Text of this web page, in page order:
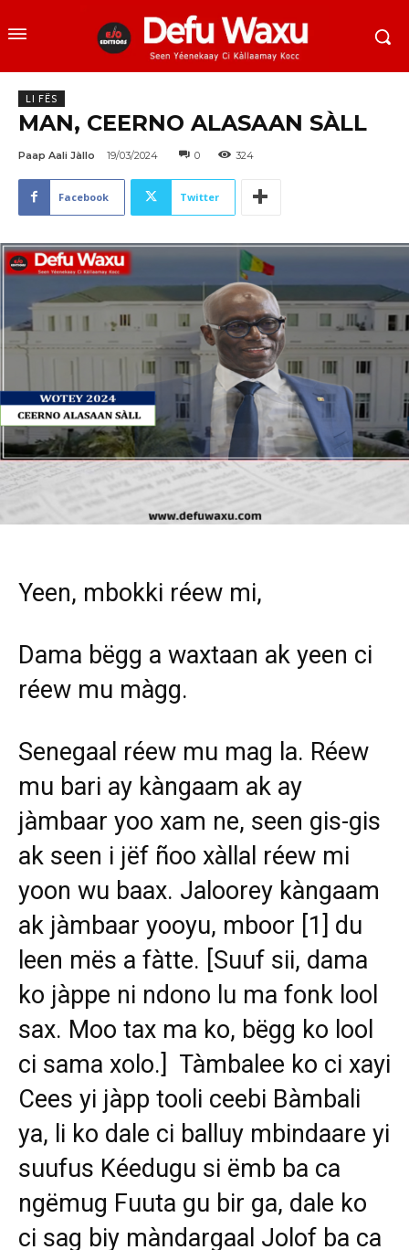
LI FËS
MAN, CEERNO ALASAAN SÀLL
Paap Aali Jàllo 19/03/2024 0 324
Facebook Twitter
Yeen, mbokki réew mi,
Dama bëgg a waxtaan ak yeen ci
réew mu màgg.
Senegaal réew mu mag la. Réew
mu bari ay kàngaam ak ay
jàmbaar yoo xam ne, seen gis-gis
ak seen i jëf ñoo xàllal réew mi
yoon wu baax. Jaloorey kàngaam
ak jàmbaar yooyu, mboor [1]
du
leen mës a fàtte. [Suuf sii, dama
ko jàppe ni ndono lu ma fonk lool
sax. Moo tax ma ko, bëgg ko lool
ci sama xolo.] Tàmbalee ko ci xayi
Cees yi jàpp tooli ceebi Bàmbali
ya, li ko dale ci balluy mbindaare yi
suufus Kéedugu si ëmb ba ca
ngëmug Fuuta gu bir ga, dale ko
ci sag biy màndargaal Jolof ba ca